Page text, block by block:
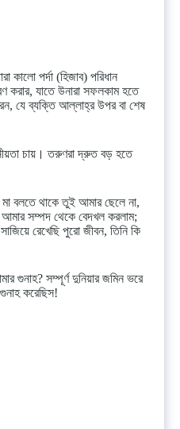
কালো পর্দা (হিজাব) পরিধান
করার, যাতে উনারা সফলকাম হতে
যে ব্যক্তি আল্লাহ্‌র উপর বা শেষ
চায়। তরুণরা দ্রুত বড় হতে
বলতে থাকে তুই আমার ছেলে না,
আমার সম্পদ থেকে বেদখল করলাম;
রেখেছি পুরো জীবন, তিনি কি
গুনাহ? সম্পূর্ণ দুনিয়ার জমিন ভরে
করেছিস!